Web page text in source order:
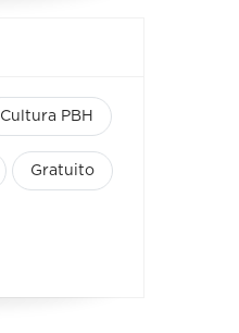
Cultura PBH
Gratuito